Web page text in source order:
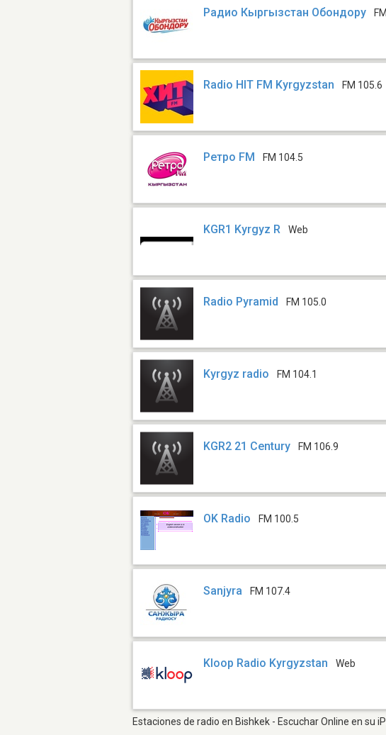
Радио Кыргызстан Обондору
Radio HIT FM Kyrgyzstan FM 105.6
Ретро FM FM 104.5
KGR1 Kyrgyz R Web
Radio Pyramid FM 105.0
Kyrgyz radio FM 104.1
KGR2 21 Century FM 106.9
OK Radio FM 100.5
Sanjyra FM 107.4
Kloop Radio Kyrgyzstan Web
Estaciones de radio en Bishkek - Escuchar Online en su